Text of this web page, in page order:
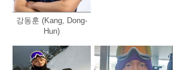
강동훈 (Kang, Dong-
Hun)